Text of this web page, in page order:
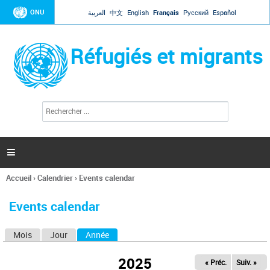
Jump to navigation
ONU العربية 中文 English Français Русский Español
Réfugiés et migrants
l
c
h
e

Vous
ici
Accueil›Calendrier› Events calendar
Events calendar
Mois Jour Année
2025 « Préc. Suiv. »